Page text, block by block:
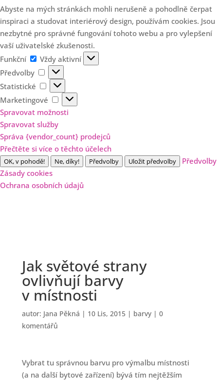
Abyste na mých stránkách mohli nerušeně a pohodlně čerpat
inspiraci a studovat interiérový design, používám cookies. Jsou
nezbytné pro správné fungování tohoto webu a pro vylepšení
vaší uživatelské zkušenosti.
Funkční
Funkční
Vždy aktivní
Předvolby
Předvolby
Statistické
Statistické
Marketingové
Marketingové
Spravovat možnosti
Spravovat služby
Správa {vendor_count} prodejců
Přečtěte si více o těchto účelech
OK, v pohodě! Ne, díky! Předvolby Uložit předvolby
Předvolby
Zásady cookies
Ochrana osobních údajů
Jak světové strany
ovlivňují barvy
v místnosti
autor: Jana Pěkná | 10 Lis, 2015| barvy| 0
komentářů
Vybrat tu správnou barvu pro výmalbu místnosti
(a na další bytové zařízení) bývá tím nejtěžším